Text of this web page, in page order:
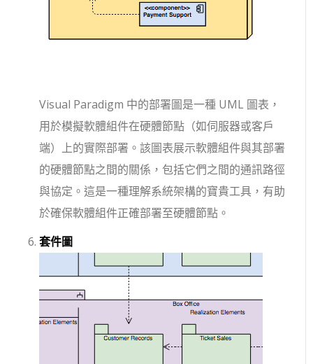
Visual Paradigm 中的部署圖是一種 UML 圖表，
用於模擬軟體組件在硬體節點（如伺服器或客戶
端）上的實際部署。該圖表展示軟體組件與其部署
的硬體節點之間的關係，包括它們之間的通訊路徑
與協定。這是一種理解系統架構的寶貴工具，有助
於確保軟體組件正確部署至硬體節點。
套件圖